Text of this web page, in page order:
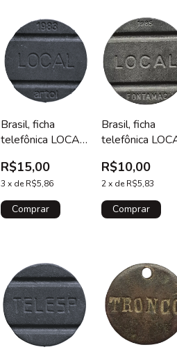
Brasil, ficha
telefônica LOCAL,
R$15,00
3 x de R$5,86
Brasil, ficha
telefônica
R$10,00
2x de R$5,83